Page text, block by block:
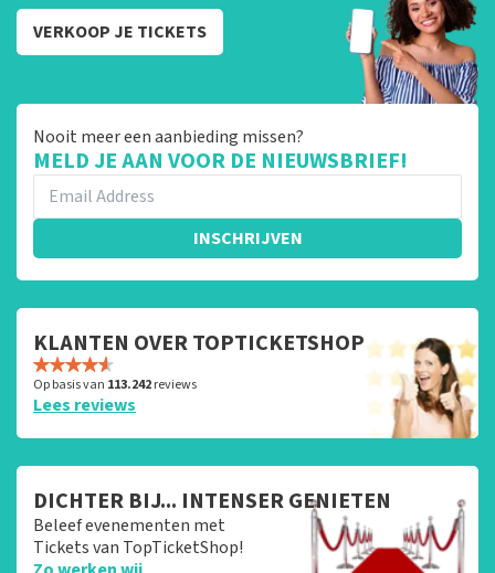
VERKOOP JE TICKETS
Nooit meer een aanbieding missen?
MELD JE AAN VOOR DE NIEUWSBRIEF!
INSCHRIJVEN
KLANTEN OVER TOPTICKETSHOP
Op basis van 113.242reviews
Lees reviews
DICHTER BIJ... INTENSER GENIETEN
Beleef evenementen met
Tickets van TopTicketShop!